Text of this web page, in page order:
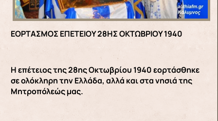
ΕΟΡΤΑΣΜΟΣ ΕΠΕΤΕΙΟΥ 28ΗΣ ΟΚΤΩΒΡΙΟΥ 1940
Η επέτειος της 28ης Οκτωβρίου 1940 εορτάσθηκε
σε ολόκληρη την Ελλάδα, αλλά και στα νησιά της
Μητροπόλεώς μας.